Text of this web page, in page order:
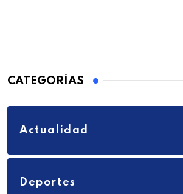
CATEGORÍAS
Actualidad
Deportes